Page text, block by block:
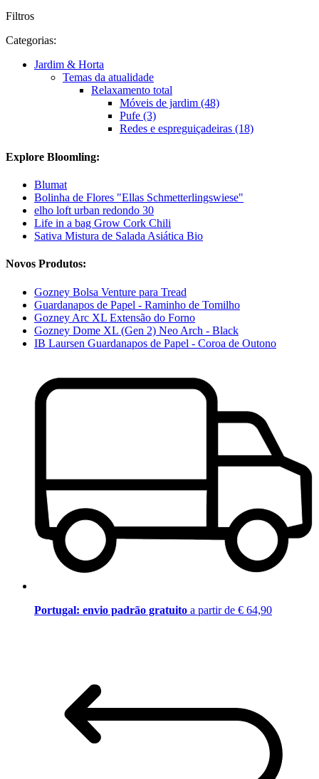
Filtros
Categorias:
Jardim & Horta
Temas da atualidade
Relaxamento total
Móveis de jardim (48)
Pufe (3)
Redes e espreguiçadeiras (18)
Explore Bloomling:
Blumat
Bolinha de Flores "Ellas Schmetterlingswiese"
elho loft urban redondo 30
Life in a bag Grow Cork Chili
Sativa Mistura de Salada Asiática Bio
Novos Produtos:
Gozney Bolsa Venture para Tread
Guardanapos de Papel - Raminho de Tomilho
Gozney Arc XL Extensão do Forno
Gozney Dome XL (Gen 2) Neo Arch - Black
IB Laursen Guardanapos de Papel - Coroa de Outono
Portugal: envio padrão gratuito a partir de € 64,90